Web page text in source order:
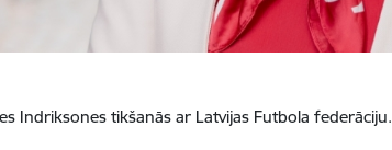
Indriksones tikšanās ar Latvijas Futbola federāciju.